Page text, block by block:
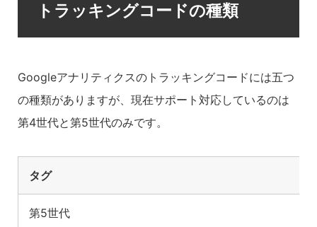
トラッキングコードの種類
Googleアナリティクスのトラッキングコードには五つ
の種類がありますが、現在サポート対応しているのは
第4世代と第5世代のみです。
タグ
第5世代